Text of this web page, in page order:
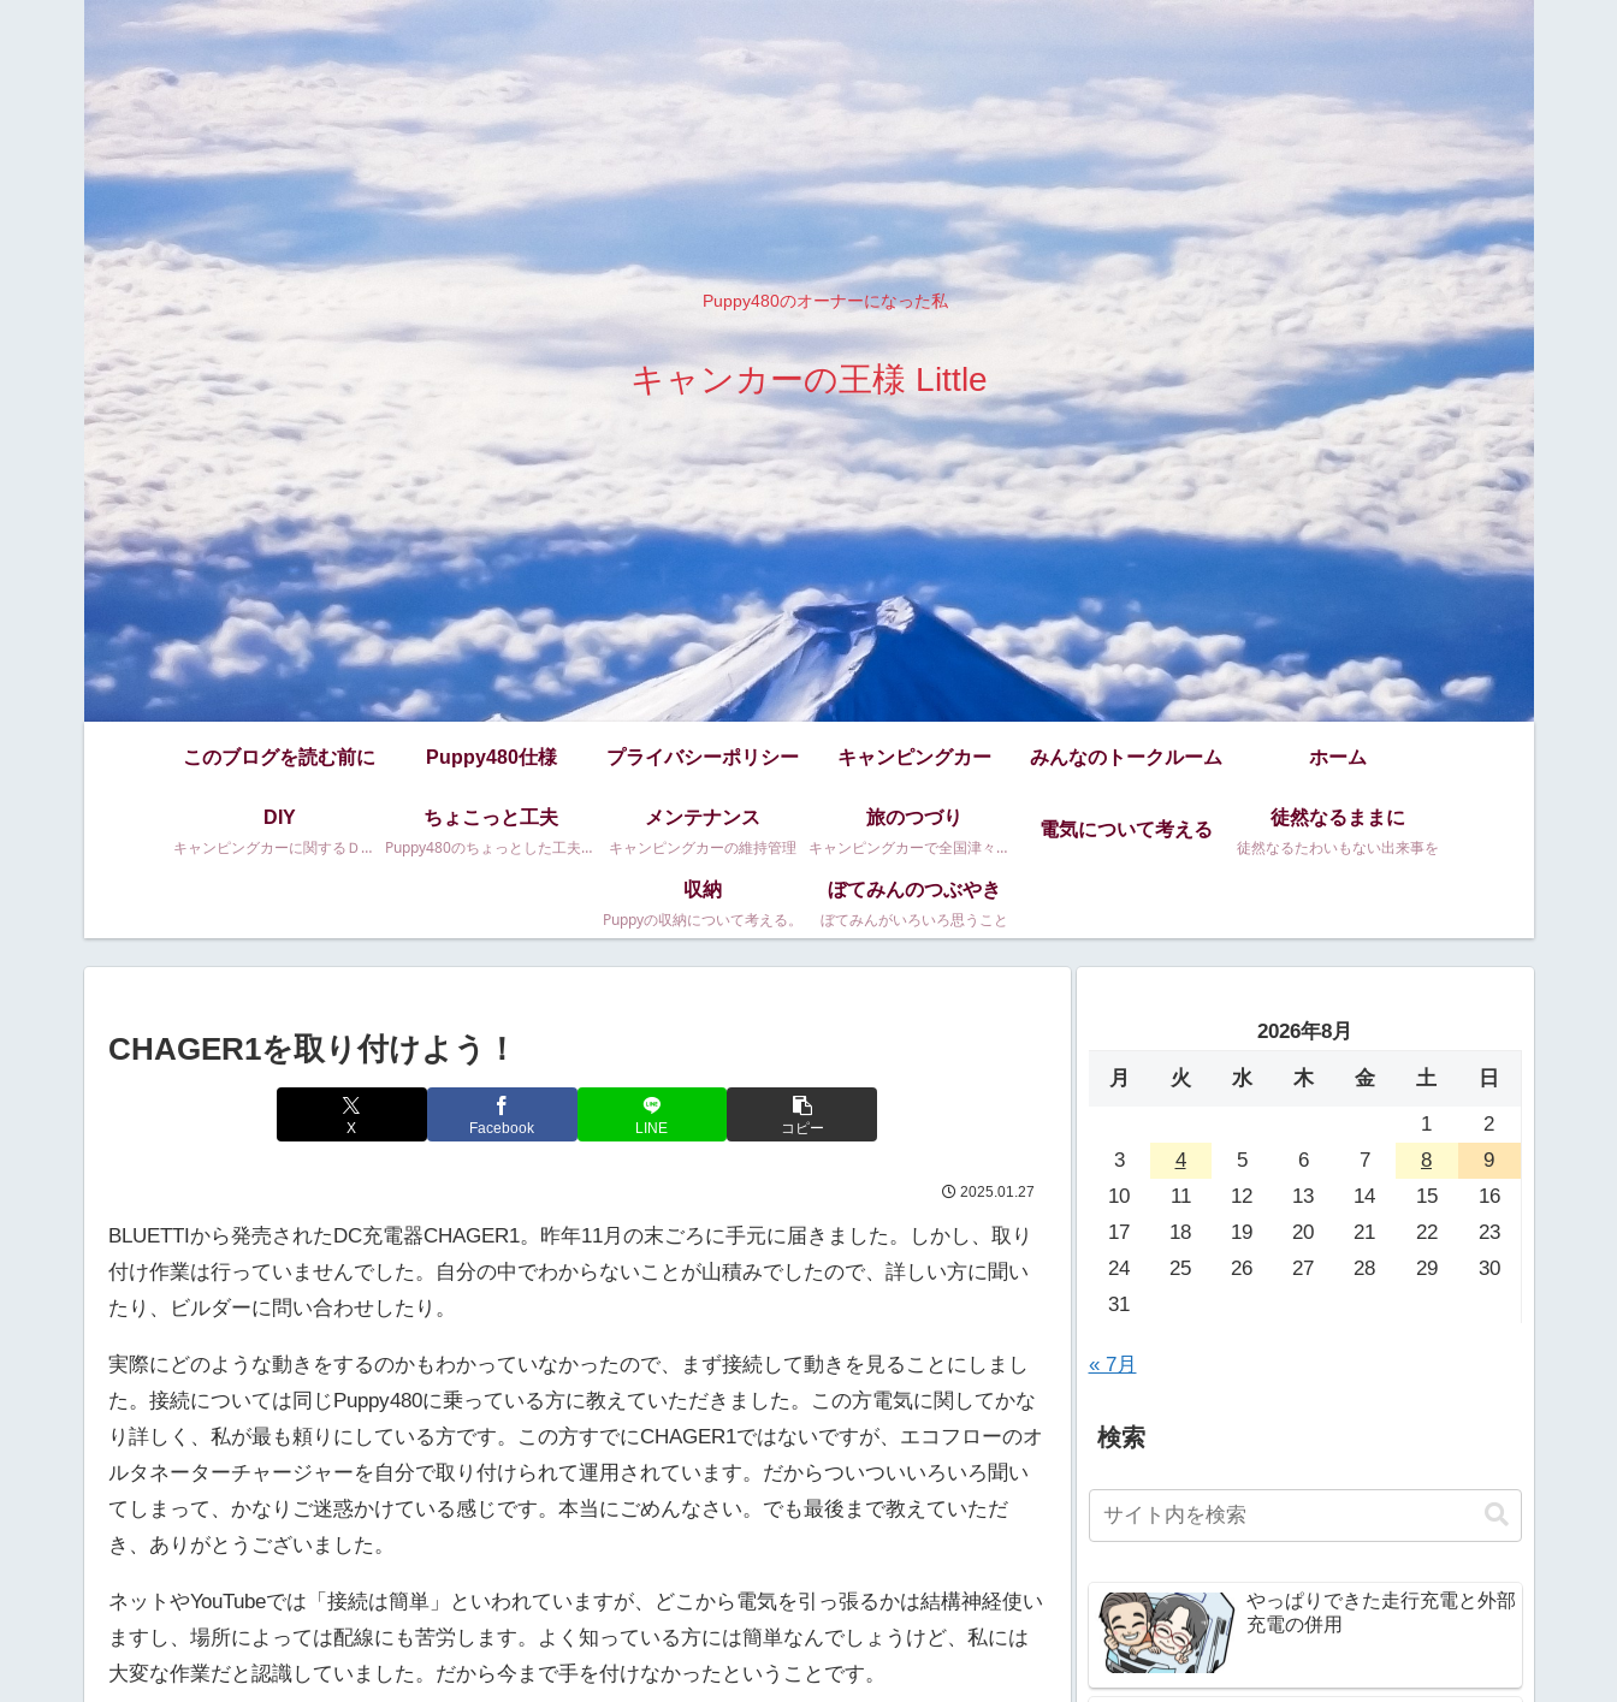
Puppy480のオーナーになった私
キャンカーの王様 Little
このブログを読む前に Puppy480仕様 プライバシーポリシー キャンピングカー みんなのトークルーム ホーム
DIY
キャンピングカーに関するＤＩＹ等
ちょこっと工夫
Puppy480のちょっとした工夫です
メンテナンス
キャンピングカーの維持管理
旅のつづり
キャンピングカーで全国津々浦々。
電気について考える
徒然なるままに
徒然なるたわいもない出来事を
収納
Puppyの収納について考える。
ぼてみんのつぶやき
ぼてみんがいろいろ思うこと
CHAGER1を取り付けよう！
X Facebook LINE コピー
2025.01.27
BLUETTIから発売されたDC充電器CHAGER1。昨年11月の末ごろに手元に届きました。しかし、取り
付け作業は行っていませんでした。自分の中でわからないことが山積みでしたので、詳しい方に聞い
たり、ビルダーに問い合わせしたり。
実際にどのような動きをするのかもわかっていなかったので、まず接続して動きを見ることにしまし
た。接続については同じPuppy480に乗っている方に教えていただきました。この方電気に関してかな
り詳しく、私が最も頼りにしている方です。この方すでにCHAGER1ではないですが、エコフローのオ
ルタネーターチャージャーを自分で取り付けられて運用されています。だからついついいろいろ聞い
てしまって、かなりご迷惑かけている感じです。本当にごめんなさい。でも最後まで教えていただ
き、ありがとうございました。
ネットやYouTubeでは「接続は簡単」といわれていますが、どこから電気を引っ張るかは結構神経使い
ますし、場所によっては配線にも苦労します。よく知っている方には簡単なんでしょうけど、私には
大変な作業だと認識していました。だから今まで手を付けなかったということです。
2026年8月
月 火 水 木 金 土
日
1
2
3
4 5 6 7 8
9
10
11 12 13 14 15
16
17
18 19 20 21 22
23
24
25 26 27 28 29
30
31
« 7月
検索
やっぱりできた走行充電と外部
充電の併用